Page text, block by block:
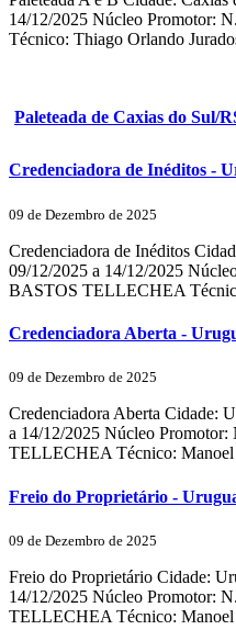
14/12/2025 Núcleo Promotor:
Técnico: Thiago Orlando
Paleteada de Caxias do Sul/
Credenciadora de Inéditos -
09 de Dezembro de 2025
Credenciadora de Inéditos
09/12/2025 a 14/12/2025
BASTOS TELLECHEA
Credenciadora Aberta -
09 de Dezembro de 2025
Credenciadora Aberta Cidade:
a 14/12/2025 Núcleo
TELLECHEA Técnico: Manoel
Freio do Proprietário -
09 de Dezembro de 2025
Freio do Proprietário Cidade:
14/12/2025 Núcleo Promotor:
TELLECHEA Técnico: Manoel